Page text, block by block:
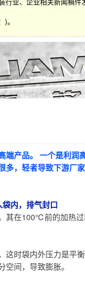
。
端产品。 一个是利润
多，轻者导致下游厂
内，排气封口
其在100℃前的加热
这时袋内外压力是
间，导致膨胀。